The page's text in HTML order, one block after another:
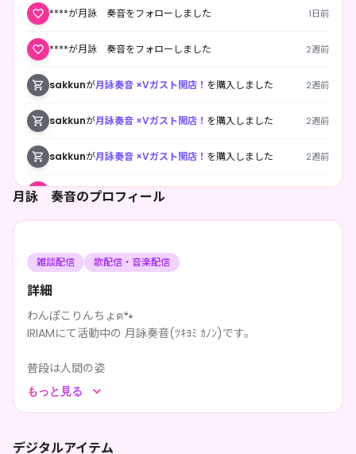
月詠 奏音のプロフィール
雑談配信 歌配信・音楽配信
詳細
わんぽこりんちょฅ🐾
IRIAMにて活動中の 月詠奏音(ﾂｷﾖﾐ ｶﾉﾝ)です。
普段は人間の姿
コーギー×ダックス の ハーフっ子
姿が変わるonly (U*'ω'*)ฅわんっな
もっと見る
デジタルアイテム
****が月詠 奏音をフォローしました 1日前
****が月詠 奏音をフォローしました 2週前
sakkunが月詠奏音 ×Vガスト開店！ を購入しました 2週前
sakkunが月詠奏音 ×Vガスト開店！ を購入しました 2週前
sakkunが月詠奏音 ×Vガスト開店！ を購入しました 2週前
****が月詠 奏音をフォローしました
****が月詠 奏音のページを共有しました
****が月詠 奏音のページを共有しました
****が月詠 奏音をフォローしました
****が月詠 奏音をフォローしました
を購入しました
****が月詠 奏音のページを共有しました